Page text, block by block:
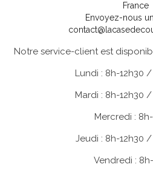
France
Envoyez-nous
Notre service-client est
Lundi : 8h-12h30 /
Mardi : 8h-12h30 /
Mercredi :
Jeudi : 8h-12h30 /
Vendredi :